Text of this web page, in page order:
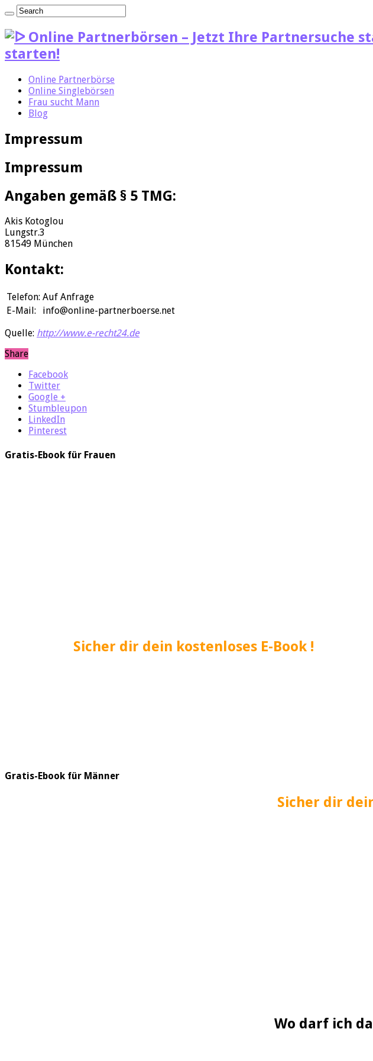
starten!
Online Partnerbörse
Online Singlebörsen
Frau sucht Mann
Blog
Impressum
Impressum
Angaben gemäß § 5 TMG:
Akis Kotoglou
Lungstr.3
81549 München
Kontakt:
Telefon: Auf Anfrage
E-Mail:
info@online-partnerboerse.net
Quelle: http://www.e-recht24.de
Share
Facebook
Twitter
Google +
Stumbleupon
LinkedIn
Pinterest
Gratis-Ebook für Frauen
Sicher dir dein kostenloses E-Book !
Gratis-Ebook für Männer
Sicher dir
Wo darf ich